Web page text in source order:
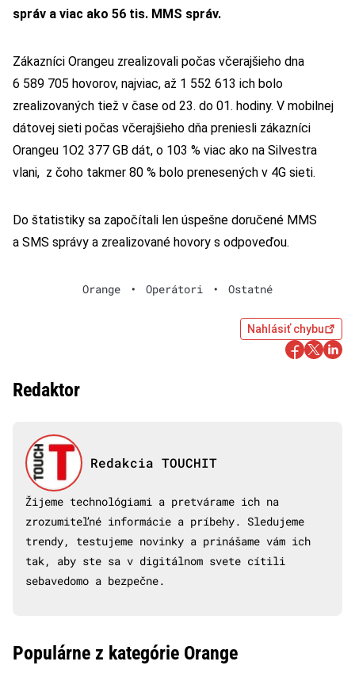
správ a viac ako 56 tis. MMS správ.
Zákazníci Orangeu zrealizovali počas včerajšieho dna
6 589 705 hovorov, najviac, až 1 552 613 ich bolo
zrealizovaných tiež v čase od 23. do 01. hodiny. V mobilnej
dátovej sieti počas včerajšieho dňa preniesli zákazníci
Orangeu 1O2 377 GB dát, o 103 % viac ako na Silvestra
vlani, z čoho takmer 80 % bolo prenesených v 4G sieti.
Do štatistiky sa započítali len úspešne doručené MMS
a SMS správy a zrealizované hovory s odpoveďou.
Orange • Operátori • Ostatné
Nahlásiť chybu
Redaktor
Redakcia TOUCHIT
Žijeme technológiami a pretvárame ich na
zrozumiteľné informácie a príbehy. Sledujeme
trendy, testujeme novinky a prinášame vám ich
tak, aby ste sa v digitálnom svete cítili
sebavedomo a bezpečne.
Populárne z kategórie Orange